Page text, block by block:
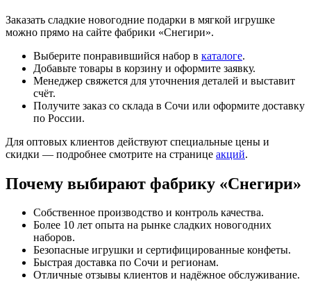
Заказать сладкие новогодние подарки в мягкой игрушке
можно прямо на сайте фабрики «Снегири».
Выберите понравившийся набор в каталоге.
Добавьте товары в корзину и оформите заявку.
Менеджер свяжется для уточнения деталей и выставит
счёт.
Получите заказ со склада в Сочи или оформите доставку
по России.
Для оптовых клиентов действуют специальные цены и
скидки — подробнее смотрите на странице акций.
Почему выбирают фабрику «Снегири»
Собственное производство и контроль качества.
Более 10 лет опыта на рынке сладких новогодних
наборов.
Безопасные игрушки и сертифицированные конфеты.
Быстрая доставка по Сочи и регионам.
Отличные отзывы клиентов и надёжное обслуживание.